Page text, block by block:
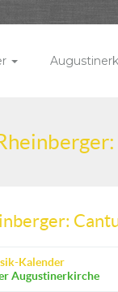
Kalender
Augustinerkirche